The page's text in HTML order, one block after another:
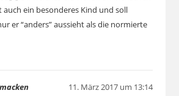
auch ein besonderes Kind und soll
er “anders” aussieht als die normierte
11. März 2017 um 13:14